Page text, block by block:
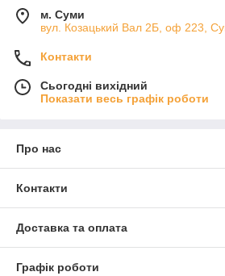
м. Суми
вул. Козацький Вал 2Б, оф 223,
Контакти
Сьогодні вихідний
Показати весь графік роботи
Про нас
Контакти
Доставка та оплата
Графік роботи